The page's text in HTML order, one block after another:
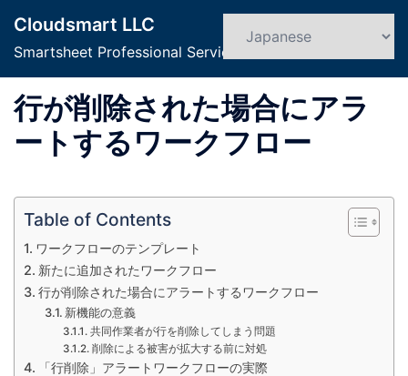
ン
Cloudsmart LLC
Smartsheet Professional Service
ト
グ
行が削除された場合にアラ
ートするワークフロー
Table of Contents
ワークフローのテンプレート
新たに追加されたワークフロー
行が削除された場合にアラートするワークフロー
新機能の意義
共同作業者が行を削除してしまう問題
削除による被害が拡大する前に対処
「行削除」アラートワークフローの実際